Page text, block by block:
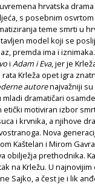
hrvatska
s posebnim
teme smrti u
model koji se
premda ima i
i Adam i Eva, jer je
Krleža opet igra
autorenajvažniji su
mladi dramatičari
etički motiviran izbor
i krvnika, a njihove
Nova
Kaštelan i Mirom
obilježja prethodnika.
na Krležu. U
Sajko, a čest je i lik